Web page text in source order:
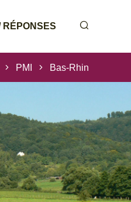
RÉPONSES
PMI Bas-Rhin